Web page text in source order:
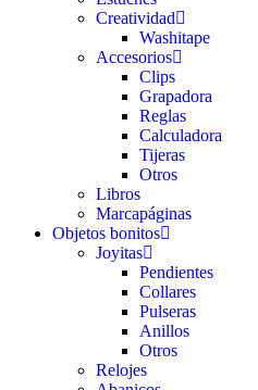
Creatividad
Washitape
Accesorios
Clips
Grapadora
Reglas
Calculadora
Tijeras
Otros
Libros
Marcapáginas
Objetos bonitos
Joyitas
Pendientes
Collares
Pulseras
Anillos
Otros
Relojes